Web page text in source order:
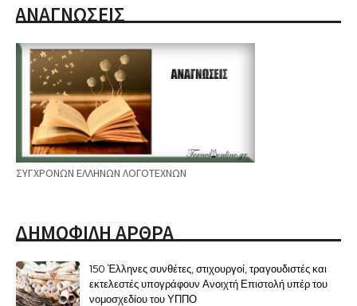
ΑΝΑΓΝΩΣΕΙΣ
ΣΥΓΧΡΟΝΩΝ ΕΛΛΗΝΩΝ ΛΟΓΟΤΕΧΝΩΝ
ΔΗΜΟΦΙΛΗ ΑΡΘΡΑ
150 Έλληνες συνθέτες, στιχουργοί, τραγουδιστές και
εκτελεστές υπογράφουν Ανοιχτή Επιστολή υπέρ του
νομοσχεδίου του ΥΠΠΟ